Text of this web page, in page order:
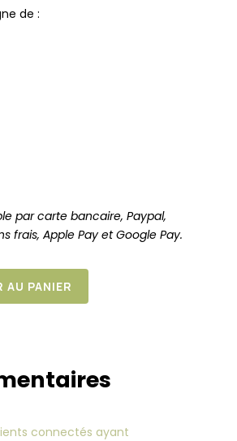
de :
par carte bancaire, Paypal,
frais, Apple Pay et Google Pay.
AU PANIER
connectés ayant